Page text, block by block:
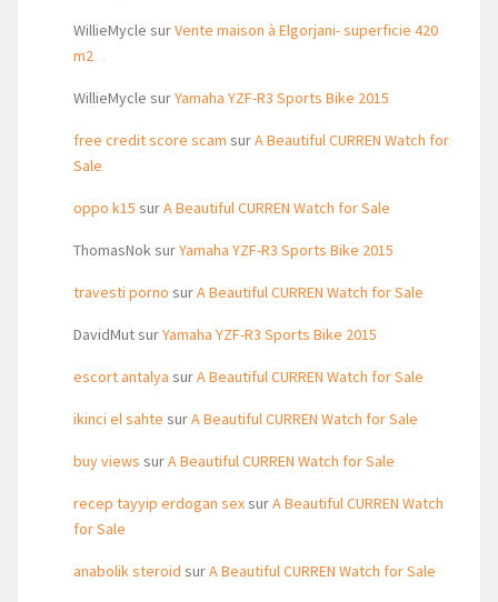
WillieMycle surVente maison à Elgorjani- superficie 420
m2
WillieMycle surYamaha YZF-R3 Sports Bike 2015
free credit score scam surA Beautiful CURREN Watch for
Sale
oppo k15 surA Beautiful CURREN Watch for Sale
ThomasNoksurYamaha YZF-R3 Sports Bike 2015
travesti porno surA Beautiful CURREN Watch for Sale
DavidMutsurYamaha YZF-R3 Sports Bike 2015
escort antalya surA Beautiful CURREN Watch for Sale
ikinci el sahte surA Beautiful CURREN Watch for Sale
buy views surA Beautiful CURREN Watch for Sale
recep tayyip erdogan sexsurA Beautiful CURREN Watch
for Sale
anabolik steroid surA Beautiful CURREN Watch for Sale